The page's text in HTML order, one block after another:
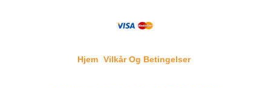
Hjem Vilkår Og Betingelser